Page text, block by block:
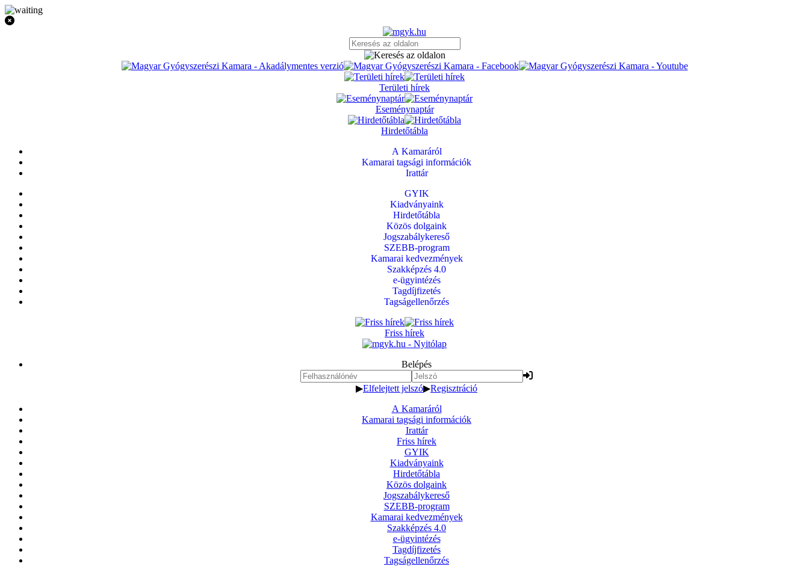
Területi hírek
Eseménynaptár
Hirdetőtábla
A Kamaráról
Kamarai tagsági információk
Irattár
GYIK
Kiadványaink
Hirdetőtábla
Közös dolgaink
Jogszabálykereső
SZEBB-program
Kamarai kedvezmények
Szakképzés 4.0
e-ügyintézés
Tagdíjfizetés
Tagságellenőrzés
Friss hírek
Belépés
▶Elfelejtett jelszó▶Regisztráció
A Kamaráról
Kamarai tagsági információk
Irattár
Friss hírek
GYIK
Kiadványaink
Hirdetőtábla
Közös dolgaink
Jogszabálykereső
SZEBB-program
Kamarai kedvezmények
Szakképzés 4.0
e-ügyintézés
Tagdíjfizetés
Tagságellenőrzés